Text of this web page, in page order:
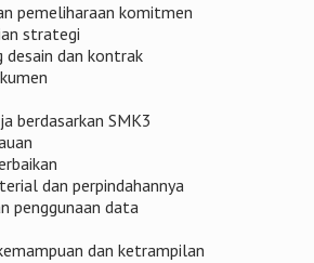
pemeliharaan komitmen
strategi
desain dan kontrak
berdasarkan SMK3
dan perpindahannya
penggunaan data
dan ketrampilan